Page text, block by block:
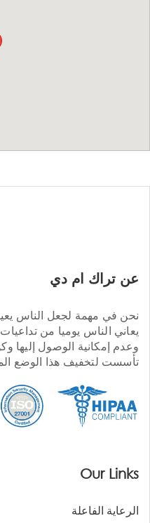
عن تراك ام دي
نحن في مهمة لجعل الناس
يعاني الناس يوميا من
وعدم إمكانية الوصول إليها
تأسست لتخفيف هذا الوضع
Our Links
الرعاية الفاعلة